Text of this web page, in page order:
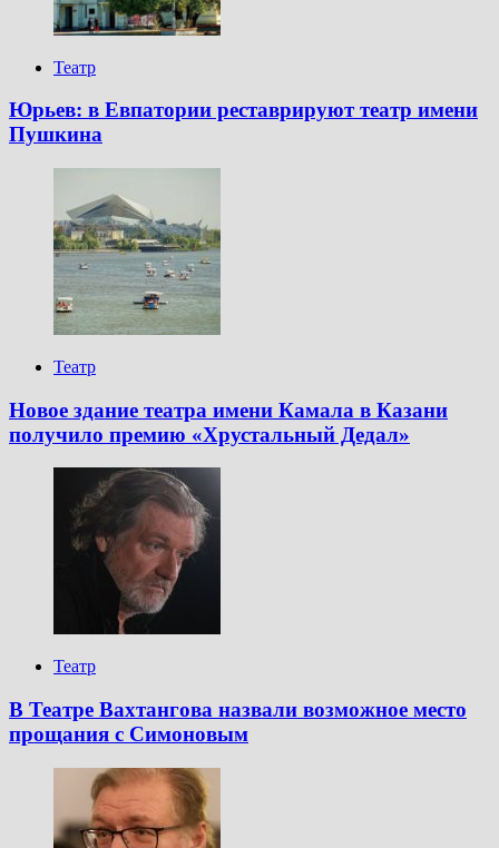
Театр
Юрьев: в Евпатории реставрируют театр имени
Пушкина
Театр
Новое здание театра имени Камала в Казани
получило премию «Хрустальный Дедал»
Театр
В Театре Вахтангова назвали возможное место
прощания с Симоновым